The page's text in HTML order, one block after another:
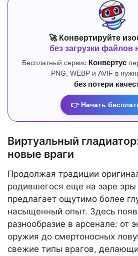
🚀 Конвертируйте
без загрузки файлов
Бесплатный сервис Конвертус
PNG, WEBP и AVIF в
без потери
👉 Начать
Виртуальный
новые враги
Продолжая традиции
родившегося еще на заре эры
предлагает ощутимо более
насыщенный опыт. Здесь
разнообразие в арсенале: от
оружия до смертоносных
свежие типы врагов,